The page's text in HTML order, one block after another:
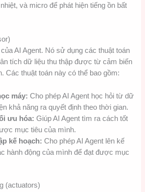
và micro để phát hiện tiếng ồn bất
của AI Agent. Nó sử dụng các thuật toán
tích dữ liệu thu thập được từ cảm biến
Các thuật toán này có thể bao gồm:
máy: Cho phép AI Agent học hỏi từ dữ
khả năng ra quyết định theo thời gian.
ưu hóa: Giúp AI Agent tìm ra cách tốt
mục tiêu của mình.
kế hoạch: Cho phép AI Agent lên kế
hành động của mình để đạt được mục
(actuators)